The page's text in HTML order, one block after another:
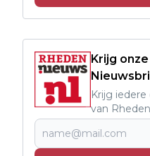
Krijg
Krijg
van